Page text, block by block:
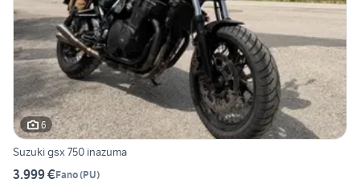
6
Suzuki gsx 750 inazuma
3.999 €Fano(PU)